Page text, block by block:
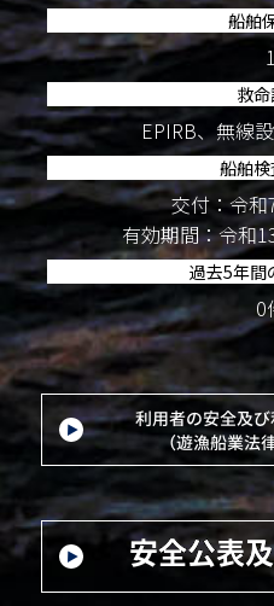
船舶
1
救
EPIRB、無線
船舶
交付：令
有効期間：令和
過去5年間
0